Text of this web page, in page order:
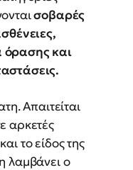
σοβαρές
όρασης και
Απαιτείται
αρκετές
το είδος της
λαμβάνει ο